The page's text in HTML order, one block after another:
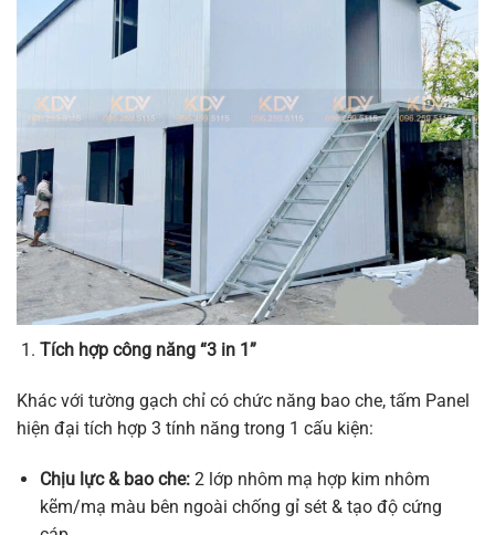
Tích hợp công năng “3 in 1”
Khác với tường gạch chỉ có chức năng bao che, tấm Panel
hiện đại tích hợp 3 tính năng trong 1 cấu kiện:
Chịu lực & bao che:2 lớp nhôm mạ hợp kim nhôm
kẽm/mạ màu bên ngoài chống gỉ sét & tạo độ cứng